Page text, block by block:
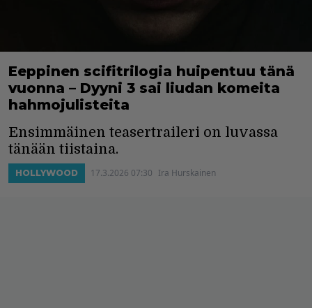
Eeppinen scifitrilogia huipentuu tänä
vuonna – Dyyni 3 sai liudan komeita
hahmojulisteita
Ensimmäinen teasertraileri on luvassa
tänään tiistaina.
HOLLYWOOD 17.3.2026 07:30 Ira Hurskainen